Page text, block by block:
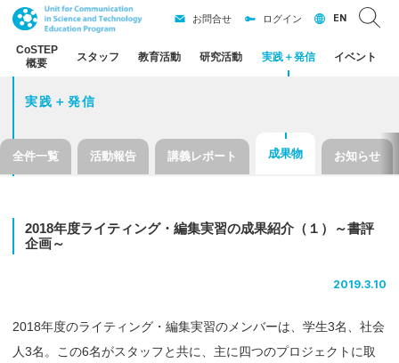
CoSTEP
概要
スタッフ 教育活動 研究活動 実践＋発信 イベント
お問合せ ログイン EN
実践＋発信
全件一覧 活動報告 講義レポート 成果物 お知らせ
2018年度ライティング・ 編集実習の成果紹介 （１） ～書評
企画～
2019.3.10
2018年度のライティング・編集実習のメンバーは、学生3名、社会
人3名。この6名がスタッフと共に、主に四つのプロジェクトに取